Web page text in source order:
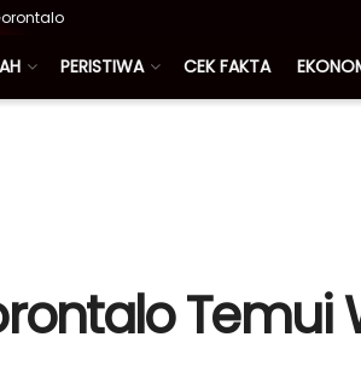
PERISTIWA CEK FAKTA
Temui